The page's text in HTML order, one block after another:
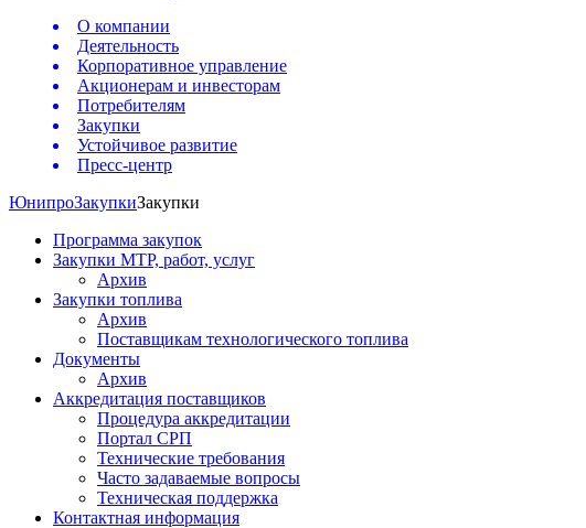
О компании
Деятельность
Корпоративное управление
Акционерам и инвесторам
Потребителям
Закупки
Устойчивое развитие
Пресс-центр
ЮнипроЗакупкиЗакупки
Программа закупок
Закупки МТР, работ, услуг
Архив
Закупки топлива
Архив
Поставщикам технологического топлива
Документы
Архив
Аккредитация поставщиков
Процедура аккредитации
Портал СРП
Технические требования
Часто задаваемые вопросы
Техническая поддержка
Контактная информация